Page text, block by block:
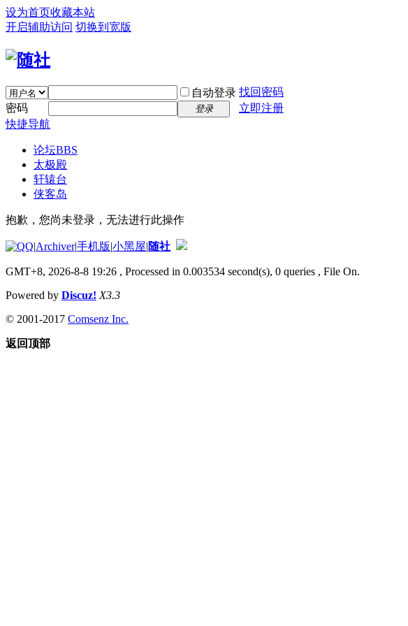
设为首页收藏本站
开启辅助访问 切换到宽版
自动登录 找回密码
密码
登录
立即注册
快捷导航
论坛BBS
太极殿
轩辕台
侠客岛
抱歉，您尚未登录，无法进行此操作
|Archiver|手机版|小黑屋|随社
GMT+8, 2026-8-8 19:26 , Processed in 0.003534 second(s), 0 queries , File On.
Powered by Discuz! X3.3
© 2001-2017 Comsenz Inc.
返回顶部